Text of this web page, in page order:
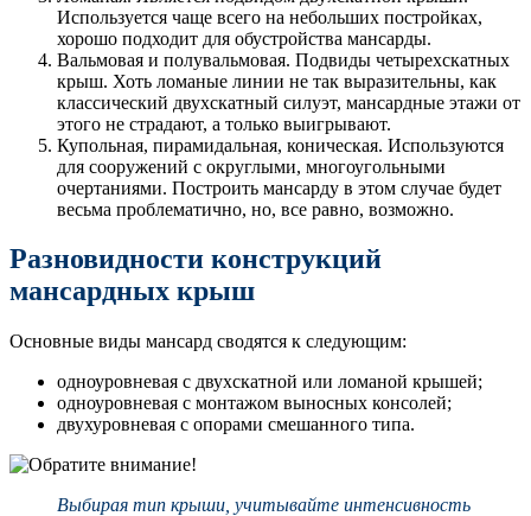
Используется чаще всего на небольших постройках,
хорошо подходит для обустройства мансарды.
Вальмовая и полувальмовая. Подвиды четырехскатных
крыш. Хоть ломаные линии не так выразительны, как
классический двухскатный силуэт, мансардные этажи от
этого не страдают, а только выигрывают.
Купольная, пирамидальная, коническая. Используются
для сооружений с округлыми, многоугольными
очертаниями. Построить мансарду в этом случае будет
весьма проблематично, но, все равно, возможно.
Разновидности конструкций
мансардных крыш
Основные виды мансард сводятся к следующим:
одноуровневая с двухскатной или ломаной крышей;
одноуровневая с монтажом выносных консолей;
двухуровневая с опорами смешанного типа.
Выбирая тип крыши, учитывайте интенсивность